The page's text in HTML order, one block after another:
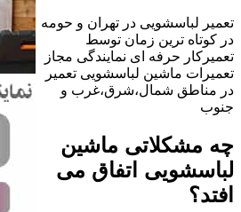
تعمیر لباسشویی در تهران و حومه
در کوتاه ترین زمان توسط
تعمیرکار حرفه ای نمایندگی مجاز
تعمیرات ماشین لباسشویی تعمیر
در مناطق شمال،شرق،غرب و
جنوب
چه مشکلاتی ماشین
لباسشویی اتفاق می
افتد؟